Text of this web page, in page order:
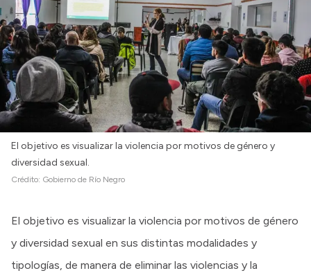
Convocatorias
Intranet
Login
El objetivo es visualizar la violencia por motivos de género y
diversidad sexual.
Crédito: Gobierno de Río Negro
El objetivo es visualizar la violencia por motivos de género
y diversidad sexual en sus distintas modalidades y
tipologías, de manera de eliminar las violencias y la